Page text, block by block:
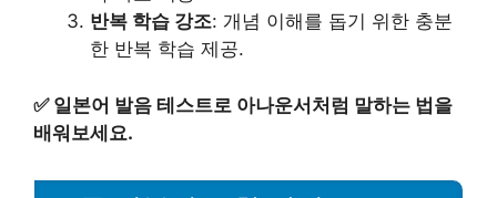
반복 학습 강조: 개념 이해를 돕기 위한 충분
한 반복 학습 제공.
✅ 일본어 발음 테스트로 아나운서처럼 말하는 법을
배워보세요.